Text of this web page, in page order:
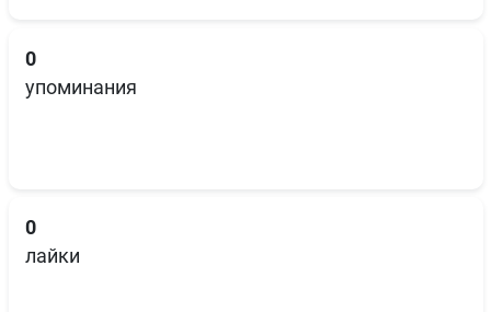
0
упоминания
0
лайки